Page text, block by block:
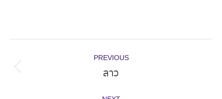
navigation
PREVIOUS
Previous
ลาว